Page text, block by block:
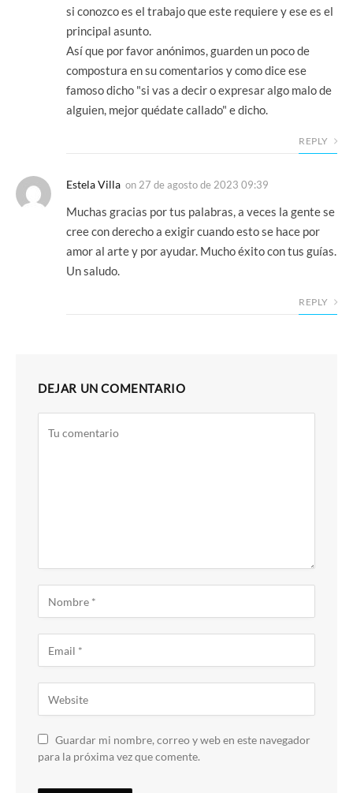
si conozco es el trabajo que este requiere y ese es el
principal asunto.
Así que por favor anónimos, guarden un poco de
compostura en su comentarios y como dice ese
famoso dicho "si vas a decir o expresar algo malo de
alguien, mejor quédate callado" e dicho.
REPLY
Estela Villa on27 de agosto de 2023 09:39
Muchas gracias por tus palabras, a veces la gente se
cree con derecho a exigir cuando esto se hace por
amor al arte y por ayudar. Mucho éxito con tus guías.
Un saludo.
REPLY
DEJAR UN COMENTARIO
Guardar mi nombre, correo y web en este navegador
para la próxima vez que comente.